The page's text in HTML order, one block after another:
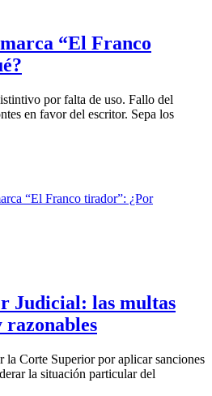
“El Franco
por falta de uso. Fallo del
en favor del escritor. Sepa los
Judicial: las multas
razonables
la Corte Superior por aplicar sanciones
la situación particular del